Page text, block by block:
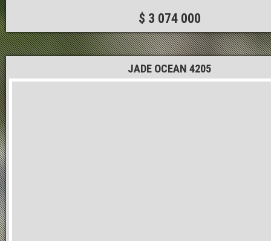
$ 3 074 000
JADE OCEAN 4205